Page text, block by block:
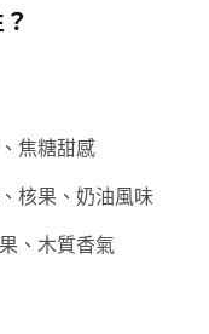
焦糖甜感
核果、奶油風味
、木質香氣